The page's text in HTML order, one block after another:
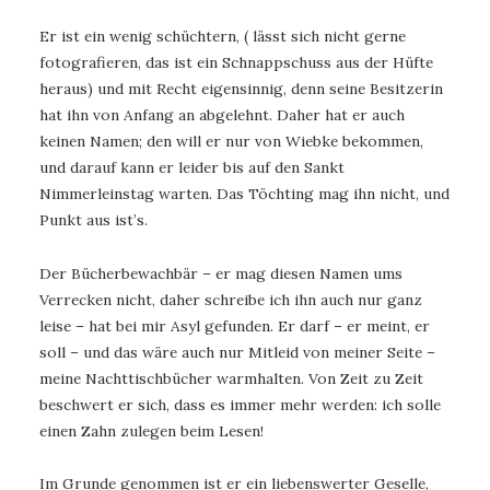
Er ist ein wenig schüchtern, ( lässt sich nicht gerne
fotografieren, das ist ein Schnappschuss aus der Hüfte
heraus) und mit Recht eigensinnig, denn seine Besitzerin
hat ihn von Anfang an abgelehnt. Daher hat er auch
keinen Namen; den will er nur von Wiebke bekommen,
und darauf kann er leider bis auf den Sankt
Nimmerleinstag warten. Das Töchting mag ihn nicht, und
Punkt aus ist’s.
Der Bücherbewachbär – er mag diesen Namen ums
Verrecken nicht, daher schreibe ich ihn auch nur ganz
leise – hat bei mir Asyl gefunden. Er darf – er meint, er
soll – und das wäre auch nur Mitleid von meiner Seite –
meine Nachttischbücher warmhalten. Von Zeit zu Zeit
beschwert er sich, dass es immer mehr werden: ich solle
einen Zahn zulegen beim Lesen!
Im Grunde genommen ist er ein liebenswerter Geselle,